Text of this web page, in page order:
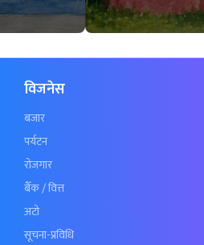
विजनेस
बजार
पर्यटन
रोजगार
बैँक / वित्त
अटो
सूचना-प्रविधि